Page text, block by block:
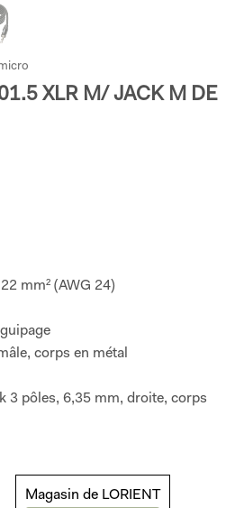
XLR M/ JACK M DE
mm² (AWG 24)
corps en métal
3 pôles, 6,35 mm, droite, corps
Magasin de LORIENT